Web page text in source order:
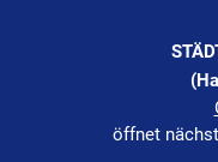
Klicken, um
öffnet